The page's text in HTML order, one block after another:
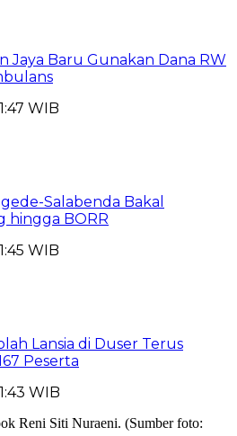
Jaya Baru Gunakan Dana RW
WIB
Salabenda Bakal
hingga BORR
WIB
Lansia di Duser Terus
Peserta
WIB